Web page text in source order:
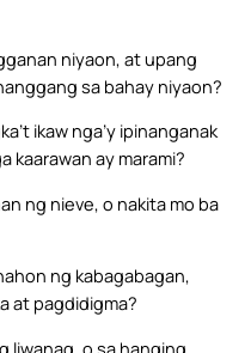
niyaon, at upang
sa bahay niyaon?
ikaw nga’y ipinanganak
kaarawan ay marami?
ng nieve, o nakita mo ba
ng kabagabagan,
at pagdidigma?
liwanag, o sa hanging